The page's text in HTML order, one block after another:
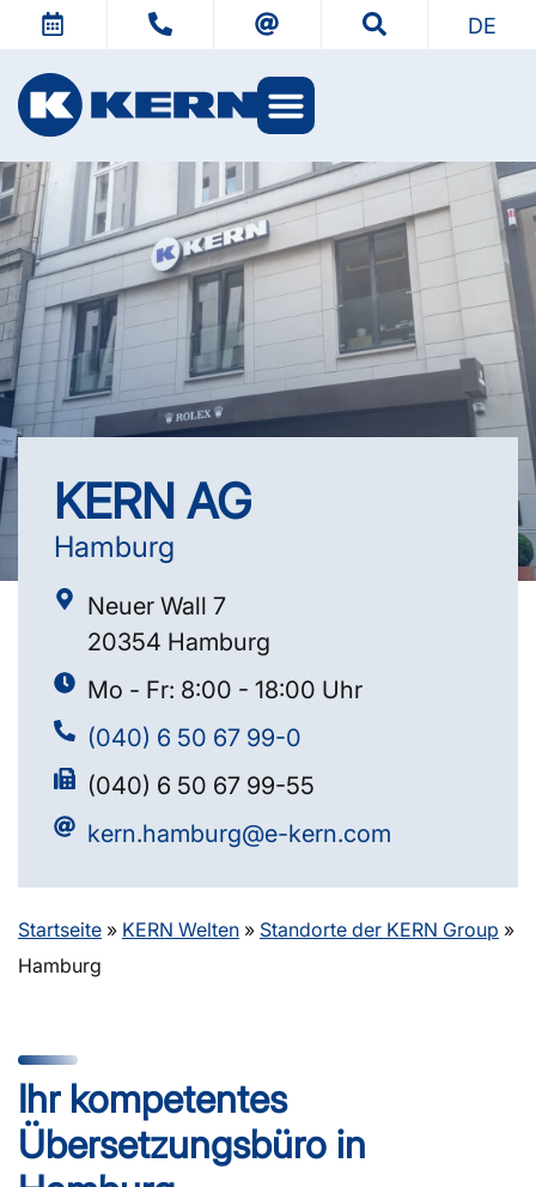
DE
KERN AG
Hamburg
Neuer Wall 7
20354 Hamburg
Mo - Fr: 8:00 - 18:00 Uhr
(040) 6 50 67 99-0
(040) 6 50 67 99-55
kern.hamburg@e-kern.com
Startseite » KERN Welten » Standorte der KERN Group »
Hamburg
Ihr kompetentes
Übersetzungsbüro in